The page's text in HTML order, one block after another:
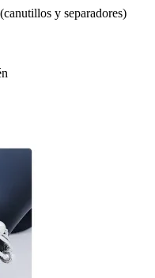
y separadores)